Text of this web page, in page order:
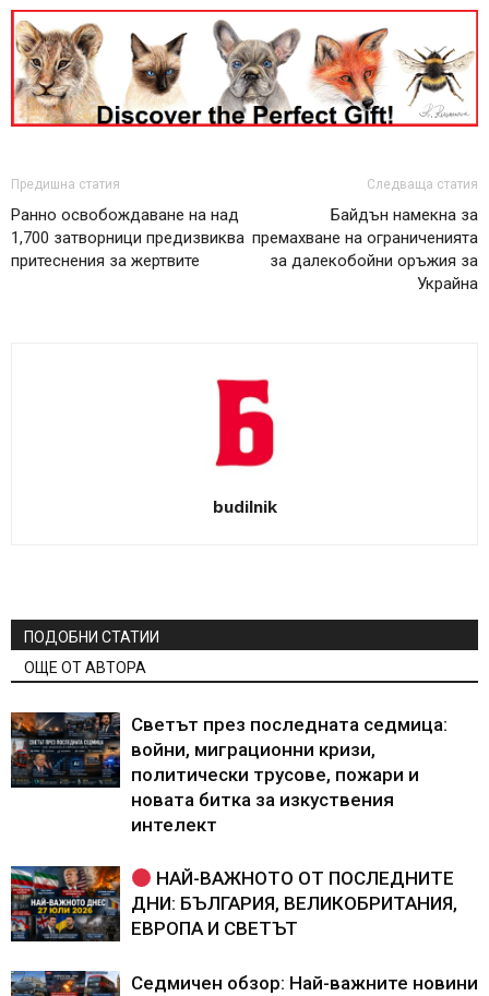
Предишна статия
Ранно освобождаване на над
1,700 затворници предизвиква
притеснения за жертвите
Следваща статия
Байдън намекна за
премахване на ограниченията
за далекобойни оръжия за
Украйна
budilnik
ПОДОБНИ СТАТИИ
ОЩЕ ОТ АВТОРА
Светът през последната седмица:
войни, миграционни кризи,
политически трусове, пожари и
новата битка за изкуствения
интелект
НАЙ-ВАЖНОТО ОТ ПОСЛЕДНИТЕ
ДНИ: БЪЛГАРИЯ, ВЕЛИКОБРИТАНИЯ,
ЕВРОПА И СВЕТЪТ
Седмичен обзор: Най-важните новини